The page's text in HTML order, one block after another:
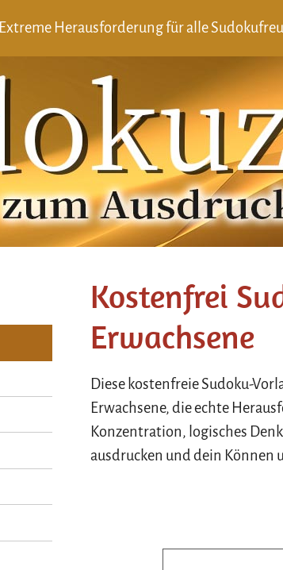
Extreme Herausforderung für alle
Kostenfrei
Erwachsene
Diese kostenfreie Sudoku-
Erwachsene, die echte
Konzentration, logisches
ausdrucken und dein Können